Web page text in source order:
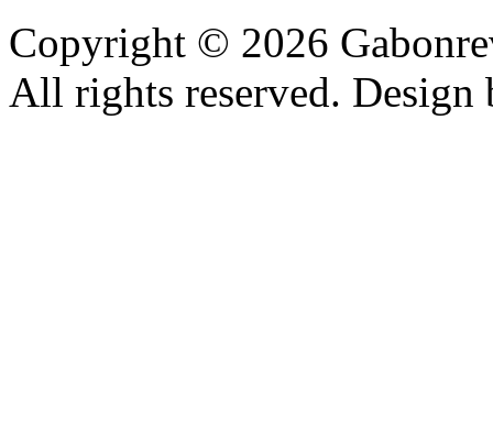
Copyright © 2026
All rights reserved.